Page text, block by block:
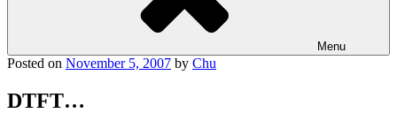
Menu
Posted on November 5, 2007 by Chu
DTFT…